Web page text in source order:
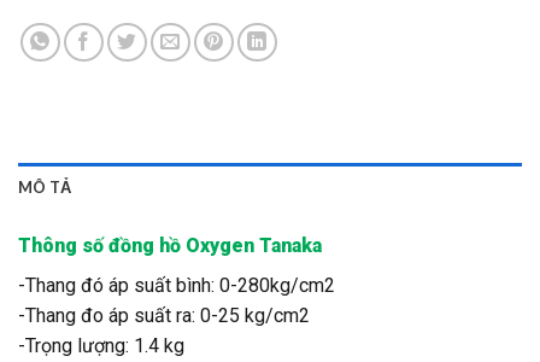
MÔ TẢ
Thông số đồng hồ Oxygen Tanaka
-Thang đó áp suất bình: 0-280kg/cm2
-Thang đo áp suất ra: 0-25 kg/cm2
-Trọng lượng: 1.4 kg